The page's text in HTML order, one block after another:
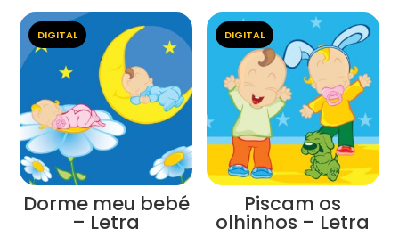
DIGITAL
Dorme meu bebé
– Letra
DIGITAL
Piscam os
olhinhos – Letra